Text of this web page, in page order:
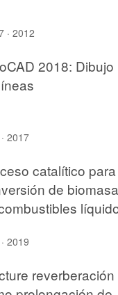
· 2012
2018: Dibujo
2017
catalítico
de biomasa
2019
reverberación